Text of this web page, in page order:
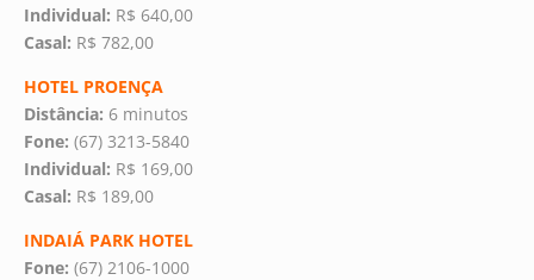
Individual: R$ 640,00
Casal: R$ 782,00
HOTEL PROENÇA
Distância: 6 minutos
Fone: (67) 3213-5840
Individual: R$ 169,00
Casal: R$ 189,00
INDAIÁ PARK HOTEL
Fone: (67) 2106-1000